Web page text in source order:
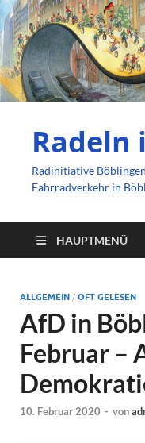
Radeln
Radinitiative
Fahrradverkehr in
HAUPTMENÜ
ALLGEMEIN / OFT GELESEN
AfD in
Februar –
10. Februar 2020 - von